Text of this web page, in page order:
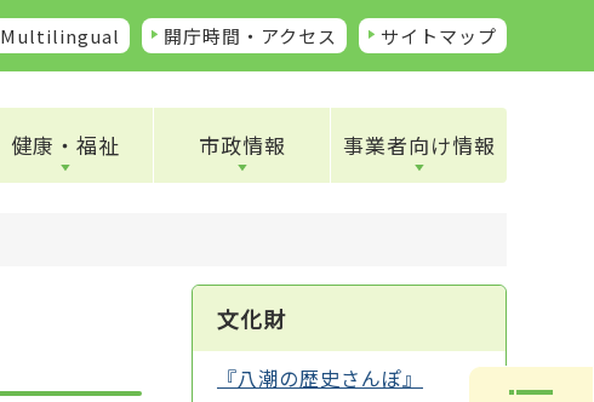
Multilingual 開庁時間・アクセス サイトマップ
健康・福祉 市政情報 事業者向け情報
文化財
『八潮の歴史さんぽ』